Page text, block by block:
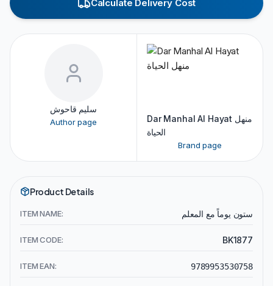
Calculate Delivery Cost
سليم قاحوش
Author page
Dar Manhal Al Hayat منهل
الحياة
Brand page
Product Details
ITEM NAME: ستون يوماً مع المعلم
ITEM CODE: BK1877
ITEM EAN: 9789953530758